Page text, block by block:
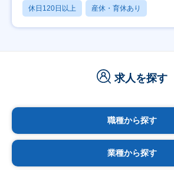
休日120日以上 産休・育休あり
求人を探す
職種から探す
業種から探す